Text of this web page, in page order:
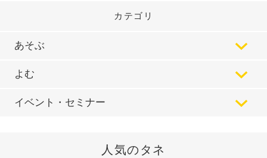
カテゴリ
あそぶ
よむ
イベント・セミナー
人気のタネ